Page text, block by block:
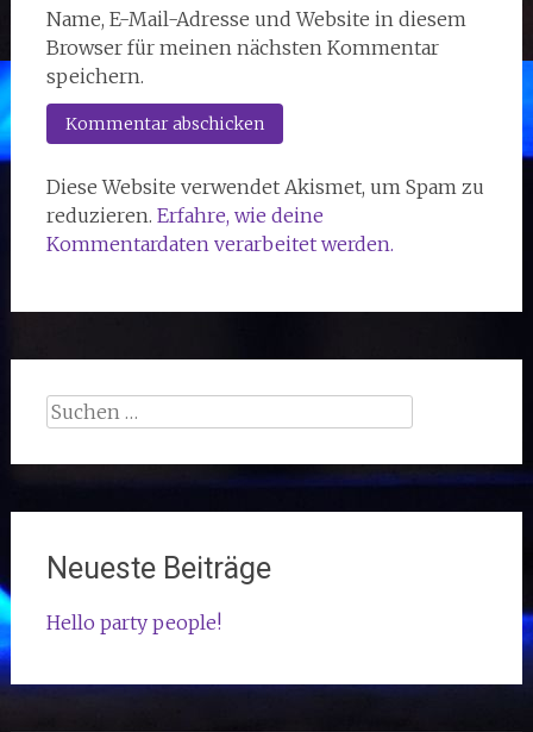
Name, E-Mail-Adresse und Website in diesem
Browser für meinen nächsten Kommentar
speichern.
Diese Website verwendet Akismet, um Spam zu
reduzieren. Erfahre, wie deine
Kommentardaten verarbeitet werden.
Suchen
Neueste Beiträge
Hello party people!